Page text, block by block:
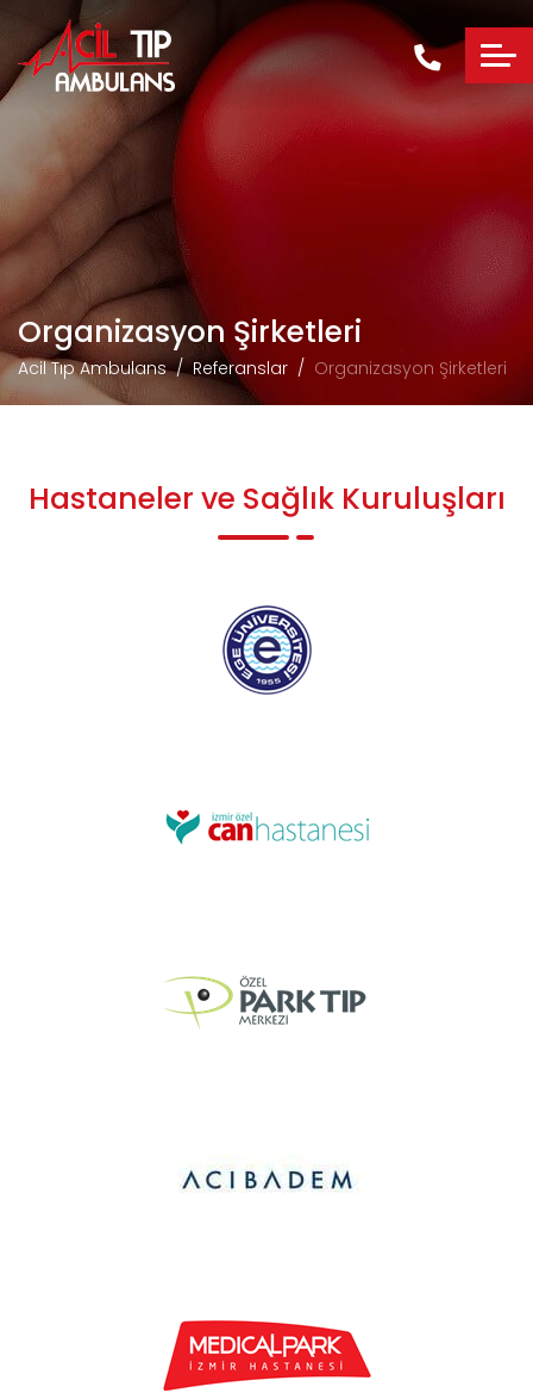
Organizasyon Şirketleri
Acil Tıp Ambulans Referanslar Organizasyon Şirketleri
Hastaneler ve Sağlık Kuruluşları